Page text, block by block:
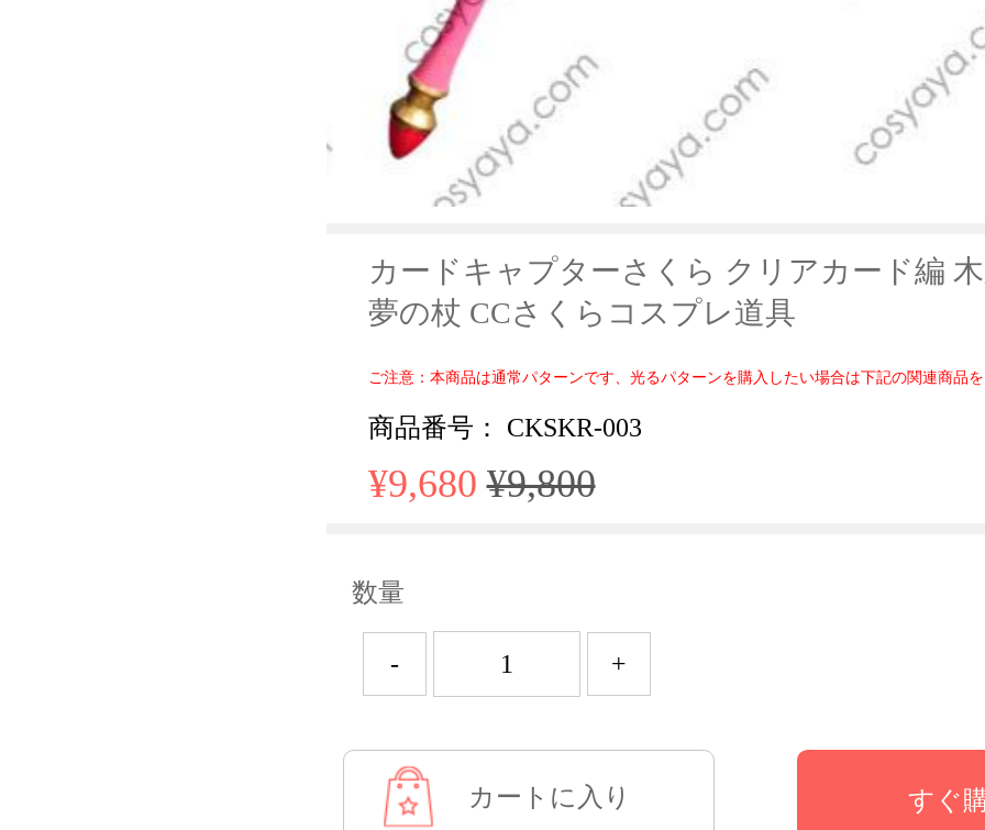
カードキャプターさくら クリアカード編
夢の杖 CCさくらコスプレ道具
ご注意：本商品は通常パターンです、光るパターンを購入したい場合は下記の関連商品
商品番号： CKSKR-003
¥9,680¥9,800
数量
- +
すぐ